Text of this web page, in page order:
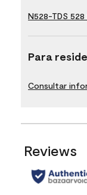
N528-TDS 528
Para
Consultar
Reviews